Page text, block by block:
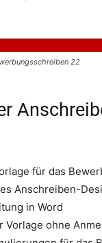
22
für das
Anschreiben-
in Word
Vorlage ohne